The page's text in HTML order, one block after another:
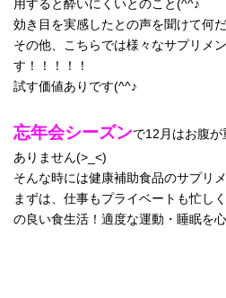
用すると酔いにくいとのこと(^^♪
効き目を実感したとの声を聞けて何
その他、こちらでは様々なサプリメ
す！！！！！
試す価値ありです(^^♪
忘年会シーズンで12月はお腹
ありません(>_<)
そんな時には健康補助食品のサプリ
まずは、仕事もプライベートも忙し
の良い食生活！適度な運動・睡眠を